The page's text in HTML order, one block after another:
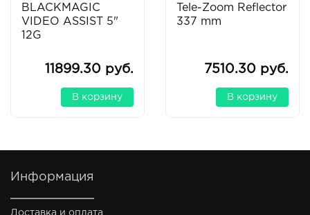
BLACKMAGIC
VIDEO ASSIST 5"
12G
11899.30 руб.
В корзину
Tele-Zoom Reflector
337 mm
7510.30 руб.
В корзину
Информация
Доставка и оплата